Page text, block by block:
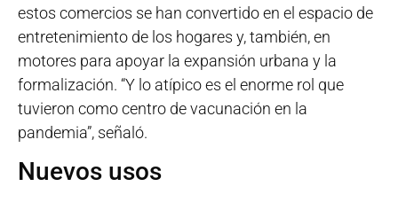
estos comercios se han convertido en el espacio de
entretenimiento de los hogares y, también, en
motores para apoyar la expansión urbana y la
formalización. “Y lo atípico es el enorme rol que
tuvieron como centro de vacunación en la
pandemia”, señaló.
Nuevos usos